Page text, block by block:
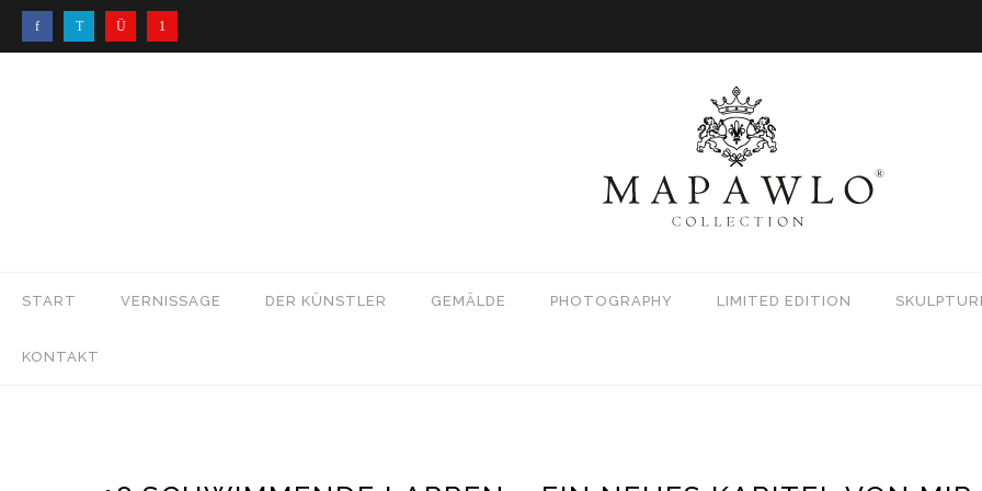
START VERNISSAGE DER KÜNSTLER GEMÄLDE PHOTOGRAPHY LIMITED EDITION
KONTAKT